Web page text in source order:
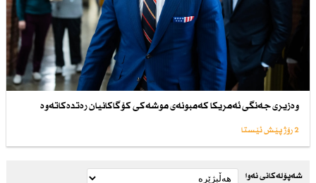
وەزیری جەنگی ئەمریكا كەمبونەی موشەكی كۆگاكانیان رەتدەكاتەوە
2 رۆژ پێش ئێستا
شەپۆلەکانی نەوا